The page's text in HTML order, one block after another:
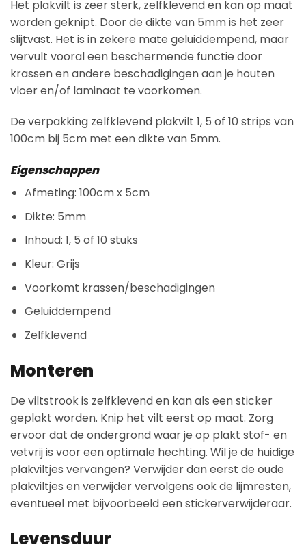
Het plakvilt is zeer sterk, zelfklevend en kan op maat
worden geknipt. Door de dikte van 5mm is het zeer
slijtvast. Het is in zekere mate geluiddempend, maar
vervult vooral een beschermende functie door
krassen en andere beschadigingen aan je houten
vloer en/of laminaat te voorkomen.
De verpakking zelfklevend plakvilt 1, 5 of 10 strips van
100cm bij 5cm met een dikte van 5mm.
Eigenschappen
Afmeting: 100cm x 5cm
Dikte: 5mm
Inhoud: 1, 5 of 10 stuks
Kleur: Grijs
Voorkomt krassen/beschadigingen
Geluiddempend
Zelfklevend
Monteren
De viltstrook is zelfklevend en kan als een sticker
geplakt worden. Knip het vilt eerst op maat. Zorg
ervoor dat de ondergrond waar je op plakt stof- en
vetvrij is voor een optimale hechting. Wil je de huidige
plakviltjes vervangen? Verwijder dan eerst de oude
plakviltjes en verwijder vervolgens ook de lijmresten,
eventueel met bijvoorbeeld een stickerverwijderaar.
Levensduur